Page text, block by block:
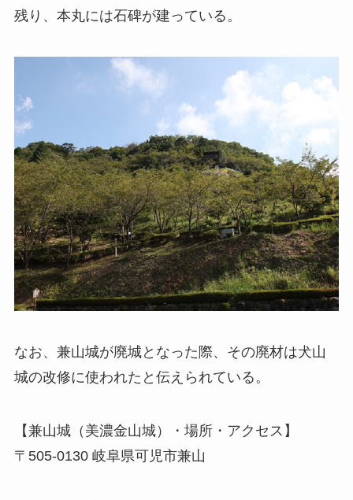
残り、本丸には石碑が建っている。
なお、兼山城が廃城となった際、その廃材は犬山
城の改修に使われたと伝えられている。
【兼山城（美濃金山城）・場所・アクセス】
〒505-0130 岐阜県可児市兼山